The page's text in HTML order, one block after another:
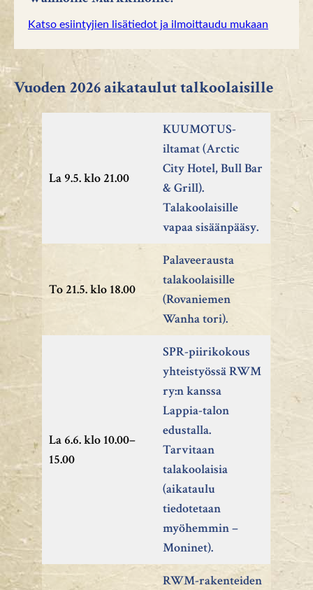
Katso esiintyjien lisätiedot ja ilmoittaudu mukaan
Vuoden 2026 aikataulut talkoolaisille
La 9.5. klo 21.00
KUUMOTUS-
iltamat (Arctic
City Hotel, Bull Bar
& Grill).
Talakoolaisille
vapaa sisäänpääsy.
To 21.5. klo 18.00
Palaveerausta
talakoolaisille
(Rovaniemen
Wanha tori).
La 6.6. klo 10.00–
15.00
SPR-piirikokous
yhteistyössä RWM
ry:n kanssa
Lappia-talon
edustalla.
Tarvitaan
talakoolaisia
(aikataulu
tiedotetaan
myöhemmin –
Moninet).
RWM-rakenteiden